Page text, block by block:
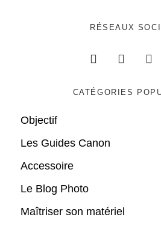
RÉSEAUX
CATÉGORIES
Objectif
Les Guides Canon
Accessoire
Le Blog Photo
Maîtriser son matériel